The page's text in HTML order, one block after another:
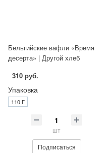
Бельгийские вафли «Время
десерта» | Другой хлеб
310 руб.
Упаковка
110 Г
шт
Подписаться